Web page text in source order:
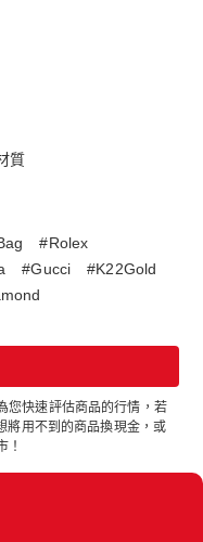
質
#Rolex
#Gucci
#K22Gold
您快速評估商品的行情，若
將用不到的商品換現金，或
！